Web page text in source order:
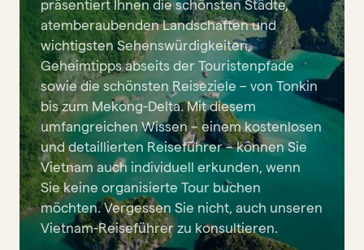
präsentiert Ihnen die schönsten Städte,
atemberaubenden Landschaften und
wichtigsten Sehenswürdigkeiten,
Geheimtipps abseits der Touristenpfade
sowie die schönsten Reiseziele – von Tonkin
bis zum Mekong-Delta. Mit diesem
umfangreichen Wissen – einem kostenlosen
und detaillierten Reiseführer – können Sie
Vietnam auch individuell erkunden, wenn
Sie keine organisierte Tour buchen
möchten. Vergessen Sie nicht, auch unseren
Vietnam-Reiseführer zu konsultieren.